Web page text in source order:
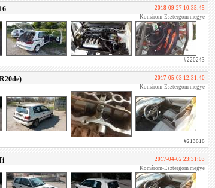
2018-09-27 10:35:45
Komárom-Esztergom megye
#220243
2017-05-03 12:31:40
Komárom-Esztergom megye
#213616
2017-04-02 23:31:03
Komárom-Esztergom megye